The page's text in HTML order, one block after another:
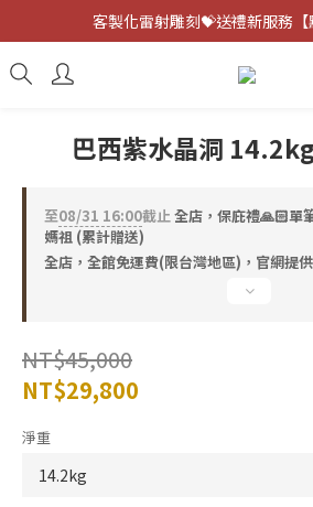
客製化雷射雕刻💝送禮新服務【
客製化雷射雕刻💝送禮新服務【
避邪防小人⚡指定黑曜石 任
巴西紫水晶洞
至08/31 16:00截止全店，保庇禮🙏🏻
媽祖 (累計贈送)
全店，全館免運費(限台灣地區)，官網提
NT$45,000
NT$29,800
淨重